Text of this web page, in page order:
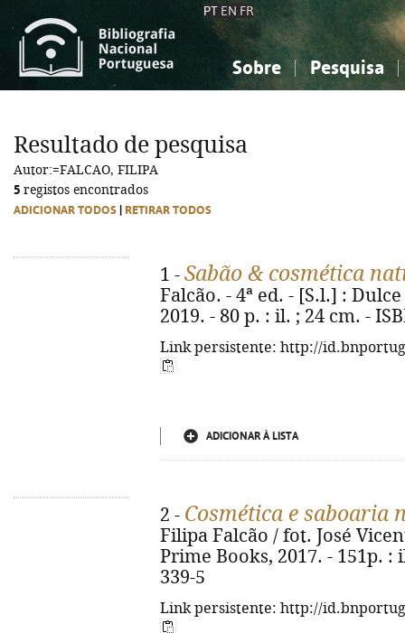
PT EN FR
Sobre Pesquisa
Ciências sociais...
Ciências sociais...
Resultado de pesquisa
Autor:=FALCAO, FILIPA
5 registos encontrados
ADICIONAR TODOS RETIRAR TODOS
1 - Sabão & cosmética
Falcão. - 4ª ed. - [S.l.] :
2019. - 80 p. : il. ; 24 cm. -
Link persistente: http://
ADICIONAR À LISTA
2 - Cosmética e saboaria
Filipa Falcão / fot. José
Prime Books, 2017. - 151p. :
339-5
Link persistente: http://